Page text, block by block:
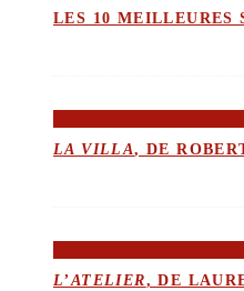
LES 10 MEILLEURES
LA VILLA, DE
L’ATELIER, DE